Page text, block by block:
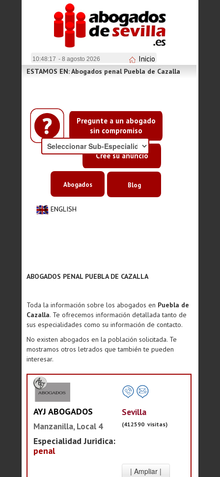
10:48:18 - 8 agosto 2026 Inicio
Pregunte a un abogado
sin compromiso
Cree su anuncio
ESTAMOS EN: Abogados penal Puebla de Cazalla
ENGLISH
Abogados Blog
ABOGADOS PENAL PUEBLA DE CAZALLA
Toda la información sobre los abogados en Puebla de
Cazalla. Te ofrecemos información detallada tanto de
sus especialidades como su información de contacto.
No existen abogados en la población solicitada. Te
mostramos otros letrados que también te pueden
interesar.
AYJ ABOGADOS
Manzanilla, Local 4
Especialidad Juridica:
penal
Sevilla
(412590 visitas)